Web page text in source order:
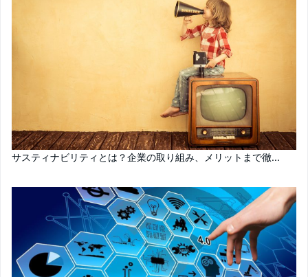
サスティナビリティとは？企業の取り組み、メリットまで徹...